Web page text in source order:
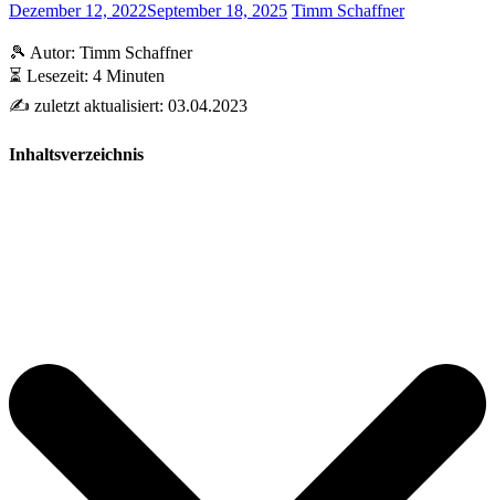
Dezember 12, 2022September 18, 2025 Timm Schaffner
🎾 Autor: Timm Schaffner
⏳ Lesezeit: 4 Minuten
✍️ zuletzt aktualisiert: 03.04.2023
Inhaltsverzeichnis